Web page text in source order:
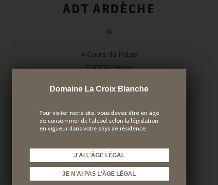
ADT ARDÈCHE
✻
4 Cours du Palais
07000 Privas
ardeche-guide.com
LIRE LA SUITE
10 OCTOBRE 2016
Domaine La Croix Blanche
Pour visiter notre site, vous devez être en âge
de consommer de l'alcool selon la législation
en vigueur dans votre pays de résidence.
J'AI L'ÂGE LÉGAL
JE N'AI PAS L'ÂGE LÉGAL